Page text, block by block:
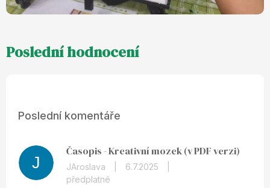
Poslední komentáře
J
Časopis - Kreativní mozek (v PDF verzi)
JAroslava 6.7.2025
předplatné